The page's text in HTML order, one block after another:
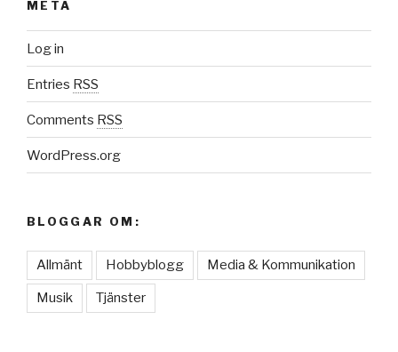
META
Log in
Entries RSS
Comments RSS
WordPress.org
BLOGGAR OM:
Allmänt Hobbyblogg Media & Kommunikation
Musik Tjänster